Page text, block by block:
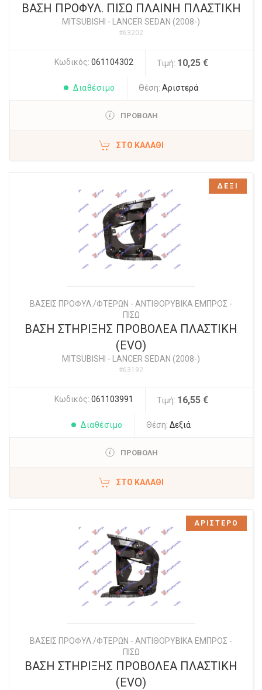
ΒΑΣΗ ΠΡΟΦΥΛ. ΠΙΣΩ ΠΛΑΙΝΗ ΠΛΑΣΤΙΚΗ
MITSUBISHI - LANCER SEDAN (2008-)
#63202
Κωδικός: 061104302 Τιμή: 10,25 €
Διαθέσιμο Θέση: Αριστερά
ΠΡΟΒΟΛΗ
ΣΤΟ ΚΑΛΆΘΙ
ΒΑΣΕΙΣ ΠΡΟΦΥΛ./ΦΤΕΡΩΝ - ΑΝΤΙΘΟΡΥΒΙΚΑ ΕΜΠΡΟΣ -
ΠΙΣΩ
ΒΑΣΗ ΣΤΗΡΙΞΗΣ ΠΡΟΒΟΛΕΑ ΠΛΑΣΤΙΚΗ
(EVO)
MITSUBISHI - LANCER SEDAN (2008-)
#63192
Κωδικός: 061103991 Τιμή: 16,55 €
Διαθέσιμο Θέση: Δεξιά
ΠΡΟΒΟΛΗ
ΣΤΟ ΚΑΛΆΘΙ
ΔΕΞΙ
ΒΑΣΕΙΣ ΠΡΟΦΥΛ./ΦΤΕΡΩΝ - ΑΝΤΙΘΟΡΥΒΙΚΑ ΕΜΠΡΟΣ -
ΠΙΣΩ
ΒΑΣΗ ΣΤΗΡΙΞΗΣ ΠΡΟΒΟΛΕΑ ΠΛΑΣΤΙΚΗ
(EVO)
ΑΡΙΣΤΕΡΟ